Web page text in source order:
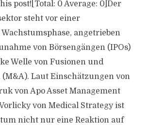
post![Total: 0 Average: 0]Der
steht vor einer
angetrieben
von Börsengängen (IPOs)
Welle von Fusionen und
Laut Einschätzungen von
von Apo Asset Management
von Medical Strategy ist
nicht nur eine Reaktion auf